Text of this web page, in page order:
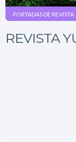
PORTADAS DE REVISTA
REVISTA